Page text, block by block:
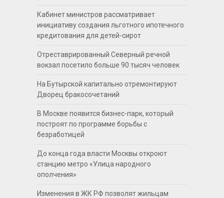
Кабинет министров рассматривает
инициативу создания льготного ипотечного
кредитования для детей-сирот
Отреставрированный Северный речной
вокзал посетило больше 90 тысяч человек
На Бутырской капитально отремонтируют
Дворец бракосочетаний
В Москве появится бизнес-парк, который
построят по программе борьбы с
безработицей
До конца года власти Москвы откроют
станцию метро «Улица народного
ополчения»
Изменения в ЖК РФ позволят жильцам